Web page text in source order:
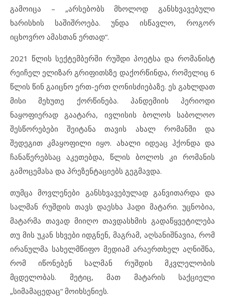
გამოიცა – „არსებობს მხოლოდ განსხვავებული
ხარისხის საშიშროება. უნდა ისწავლო, როგორ
იცხოვრო ამასთან ერთად“.
2021 წლის სექტემბერში რუშდი პოეტსა და რომანისტ
რეიჩელ ელიზარ გრიფითსზე დაქორწინდა, რომელიც 6
წლის წინ გაიცნო ერთ-ერთ ღონისძიებაზე. ეს გახლდათ
მისი მეხუთე ქორწინება. პანდემიის პერიოდი
ნაყოფიერად გაატარა, ივლისის ბოლოს საბოლოო
შესწორებები შეიტანა თავის ახალ რომანში და
შედეგით კმაყოფილი იყო. ახალი იდეაც ჰქონდა და
ჩანაწერებსაც აკეთებდა, წლის ბოლოს კი რომანის
გამოცემასა და პრეზენტაციებს გეგმავდა.
თუმცა მოვლენები განსხვავებულად განვითარდა და
სალმან რუშდის თავს დაესხა ჰადი მატარი. უცნობია,
მატარმა თავად მიიღო თავდასხმის გადაწყვეტილება
თუ მის უკან სხვები იდგნენ, მაგრამ, აღსანიშნავია, რომ
ირანულმა სახელმწიფო მედიამ არაერთხელ აღნიშნა,
რომ იწონებენ სალმან რუშდის მკვლელობის
მცდელობას. მეტიც, მათ მატარის საქციელი
„სიმამაცედაც“ მოიხსენიეს.